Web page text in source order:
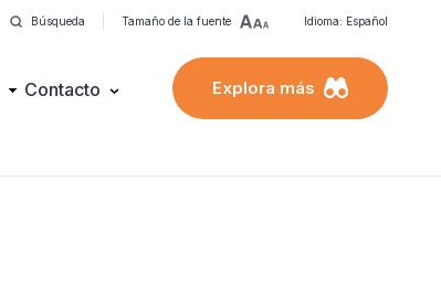
Búsqueda Tamaño de la fuente Idioma: Español
Contacto Explora más